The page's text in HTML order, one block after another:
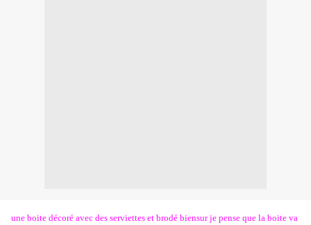
une boite décoré avec des serviettes et brodé biensur je pense que la boite va